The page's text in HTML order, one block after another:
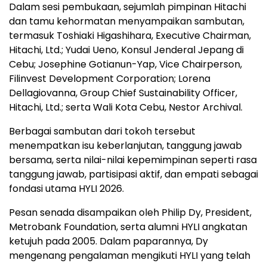
Dalam sesi pembukaan, sejumlah pimpinan Hitachi
dan tamu kehormatan menyampaikan sambutan,
termasuk Toshiaki Higashihara, Executive Chairman,
Hitachi, Ltd.; Yudai Ueno, Konsul Jenderal Jepang di
Cebu; Josephine Gotianun-Yap, Vice Chairperson,
Filinvest Development Corporation; Lorena
Dellagiovanna, Group Chief Sustainability Officer,
Hitachi, Ltd.; serta Wali Kota Cebu, Nestor Archival.
Berbagai sambutan dari tokoh tersebut
menempatkan isu keberlanjutan, tanggung jawab
bersama, serta nilai-nilai kepemimpinan seperti rasa
tanggung jawab, partisipasi aktif, dan empati sebagai
fondasi utama HYLI 2026.
Pesan senada disampaikan oleh Philip Dy, President,
Metrobank Foundation, serta alumni HYLI angkatan
ketujuh pada 2005. Dalam paparannya, Dy
mengenang pengalaman mengikuti HYLI yang telah